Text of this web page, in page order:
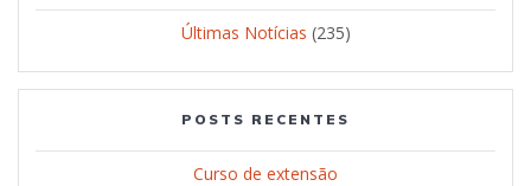
Últimas Notícias (235)
POSTS RECENTES
Curso de extensão